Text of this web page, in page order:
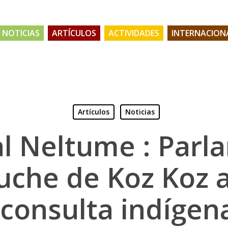
NOTICIAS ARTÍCULOS ACTIVIDADES
Artículos Noticias
Neltume :
de Koz Koz